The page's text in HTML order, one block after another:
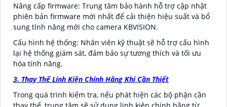
Nâng cấp firmware: Trung tâm bảo hành hỗ trợ cập nhật
phiên bản firmware mới nhất để cải thiện hiệu suất và bổ
sung tính năng mới cho camera KBVISION.
Cấu hình hệ thống: Nhân viên kỹ thuật sẽ hỗ trợ cấu hình
lại hệ thống giám sát, đảm bảo sự tương thích và tối ưu
hóa tính năng.
3. Thay Thế Linh Kiện Chính Hãng Khi Cần Thiết
Trong quá trình kiểm tra, nếu phát hiện các bộ phận cần